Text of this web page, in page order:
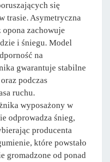
się
trasie. Asymetryczna
zachowuje
i śniegu. Model
na
gwarantuje stabilne
podczas
ruchu.
wyposażony w
odprowadza śnieg,
producenta
które powstało
gromadzone od ponad